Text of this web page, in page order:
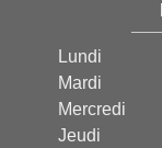
Lundi
Mardi
Mercredi
Jeudi